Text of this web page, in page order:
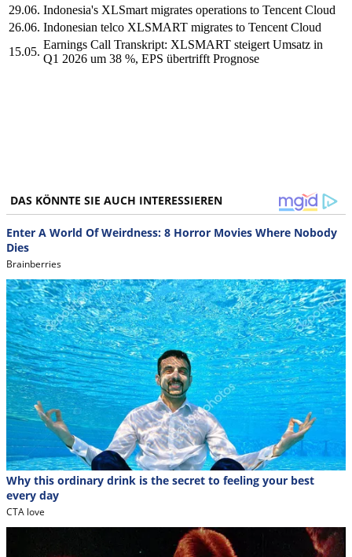
29.06. Indonesia's XLSmart migrates operations to Tencent Cloud
26.06. Indonesian telco XLSMART migrates to Tencent Cloud
15.05.
Earnings Call Transkript: XLSMART steigert Umsatz in
Q1 2026 um 38 %, EPS übertrifft Prognose